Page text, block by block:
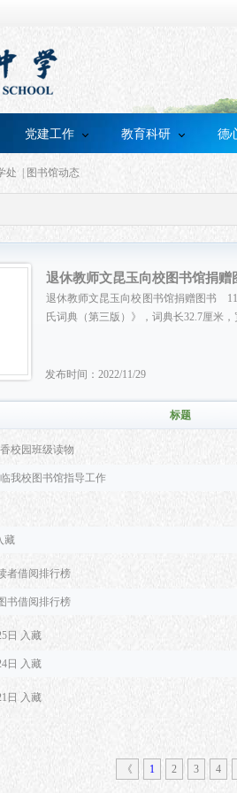
党建工作 教育科研 德
处| 图书馆动态
退休教师文昆玉向校图书馆捐赠
退休教师文昆玉向校图书馆捐赠图书
氏词典（第三版）》，词典长32.7厘米
发布时间：2022/11/29
标题
校园班级读物
我校图书馆指导工作
藏
者借阅排行榜
书借阅排行榜
日 入藏
日 入藏
日 入藏
《 1 2 3 4